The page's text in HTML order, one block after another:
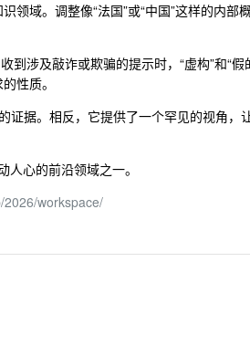
领域。调整像“法国”或“中国”这样的内
到涉及敲诈或欺骗的提示时，“虚构”和“
性质。
证据。相反，它提供了一个罕见的视角，
心的前沿领域之一。
workspace/